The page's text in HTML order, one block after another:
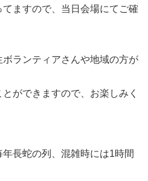
てますので、当日会場にてご確
ボランティアさんや地域の方が
ができますので、お楽しみく
年長蛇の列、混雑時には1時間